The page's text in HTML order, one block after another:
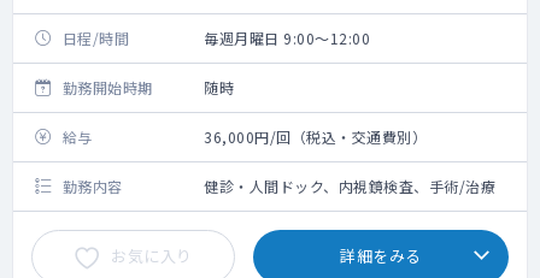
日程/時間 毎週月曜日 9:00～12:00
勤務開始時期 随時
給与 36,000円/回（税込・交通費別）
勤務内容 健診・人間ドック、内視鏡検査、手術/治療
お気に入り 詳細をみる